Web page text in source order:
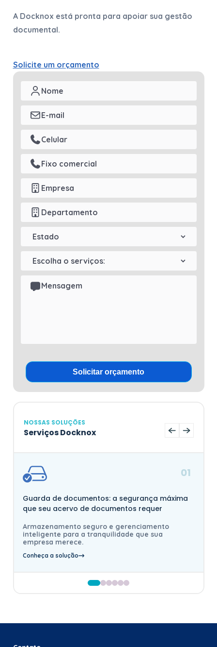
A Docknox está pronta para apoiar sua gestão
documental.
Solicite um orçamento
NOSSAS SOLUÇÕES
Serviços Docknox
01
Guarda de documentos: a segurança máxima
que seu acervo de documentos requer
Armazenamento seguro e gerenciamento
inteligente para a tranquilidade que sua
empresa merece.
Conheça a solução